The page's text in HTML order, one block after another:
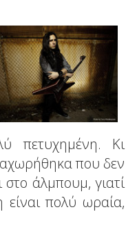
πετυχημένη. Κι
που δεν
άλμπουμ, γιατί
πολύ ωραία,